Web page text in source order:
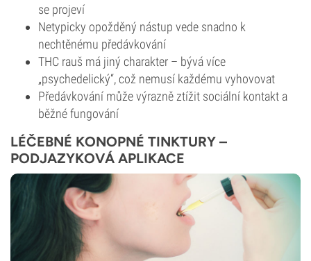
se projeví
Netypicky opožděný nástup vede snadno k
nechtěnému předávkování
THC rauš má jiný charakter – bývá více
„psychedelický“, což nemusí každému vyhovovat
Předávkování může výrazně ztížit sociální kontakt a
běžné fungování
LÉČEBNÉ KONOPNÉ TINKTURY –
PODJAZYKOVÁ APLIKACE